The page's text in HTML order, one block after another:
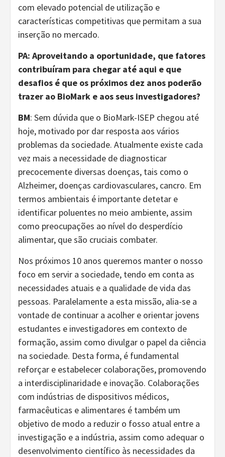
com elevado potencial de utilização e
características competitivas que permitam a sua
inserção no mercado.
PA: Aproveitando a oportunidade, que fatores
contribuíram para chegar até aqui e que
desafios é que os próximos dez anos poderão
trazer ao BioMark e aos seus investigadores?
BM: Sem dúvida que o BioMark-ISEP chegou até
hoje, motivado por dar resposta aos vários
problemas da sociedade. Atualmente existe cada
vez mais a necessidade de diagnosticar
precocemente diversas doenças, tais como o
Alzheimer, doenças cardiovasculares, cancro. Em
termos ambientais é importante detetar e
identificar poluentes no meio ambiente, assim
como preocupações ao nível do desperdício
alimentar, que são cruciais combater.
Nos próximos 10 anos queremos manter o nosso
foco em servir a sociedade, tendo em conta as
necessidades atuais e a qualidade de vida das
pessoas. Paralelamente a esta missão, alia-se a
vontade de continuar a acolher e orientar jovens
estudantes e investigadores em contexto de
formação, assim como divulgar o papel da ciência
na sociedade. Desta forma, é fundamental
reforçar e estabelecer colaborações, promovendo
a interdisciplinaridade e inovação. Colaborações
com indústrias de dispositivos médicos,
farmacêuticas e alimentares é também um
objetivo de modo a reduzir o fosso atual entre a
investigação e a indústria, assim como adequar o
desenvolvimento científico às necessidades da